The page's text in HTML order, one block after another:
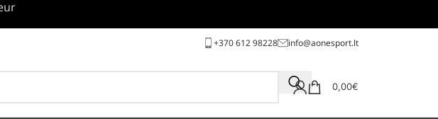
+370 612 98228 info@aonesport.lt
0,00€